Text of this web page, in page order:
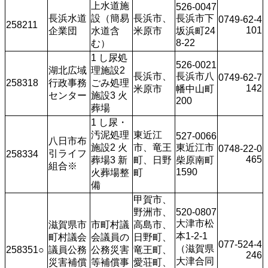
258211
長浜水道
企業団
上水道施
設（簡易
水道含
む）
長浜市、
米原市
526-0047
長浜市下
坂浜町24
8-22
0749-62-4
101
258318
湖北広域
行政事務
センター
1 し尿処
理施設2
ごみ処理
施設3 火
葬場
長浜市、
米原市
526-0021
長浜市八
幡中山町
200
0749-62-7
142
258334
八日市布
引ライフ
組合※
1 し尿・
汚泥処理
施設2 火
葬場3 新
火葬場整
備
東近江
市、竜王
町、日野
町
527-0066
東近江市
柴原南町
1590
0748-22-0
465
258351○
滋賀県市
町村議会
議員公務
災害補償
市町村議
会議員の
公務災害
等補償事
甲賀市、
野洲市、
高島市、
日野町、
竜王町、
愛荘町、
520-0807
大津市松
本1-2-1
（滋賀県
大津合同
077-524-4
246